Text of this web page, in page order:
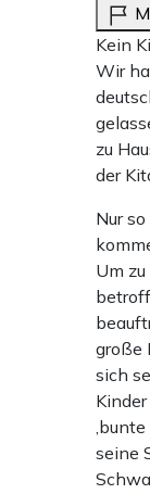
Kein
Wir
zu
der
Nur
Um
große
sich
,bunte
seine